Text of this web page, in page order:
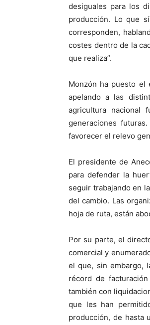
desiguales para los
producción. Lo que
corresponden,
costes dentro de la
que realiza”.
Monzón ha puesto el
apelando a las
agricultura
generaciones
favorecer el relevo
El presidente de
para defender la
seguir trabajando en
del cambio. Las
hoja de ruta, están
Por su parte, el
comercial y
el que, sin embargo,
récord de
también con
que les han
producción, de hasta